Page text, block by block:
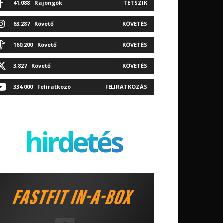
41,088 Rajongók TETSZIK
63,287 Követő KÖVETÉS
160,200 Követő KÖVETÉS
3,827 Követő KÖVETÉS
334,000 Feliratkozó FELIRATKOZÁS
hirdetés